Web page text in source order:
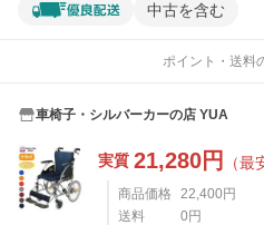
中古を含む
ポイント・送料
車椅子・シルバーカーの店 YUA
実質 21,280円 （最
商品価格 22,400 円
送料
0 円